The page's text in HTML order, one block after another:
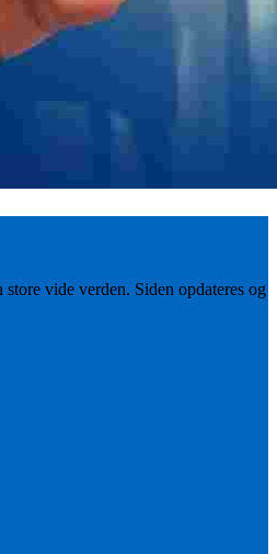
vide verden. Siden opdateres og